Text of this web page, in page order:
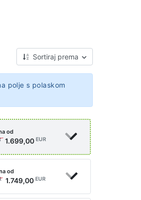
Sortiraj prema
polje s polaskom
od
1.699,00EUR
od
1.749,00 EUR